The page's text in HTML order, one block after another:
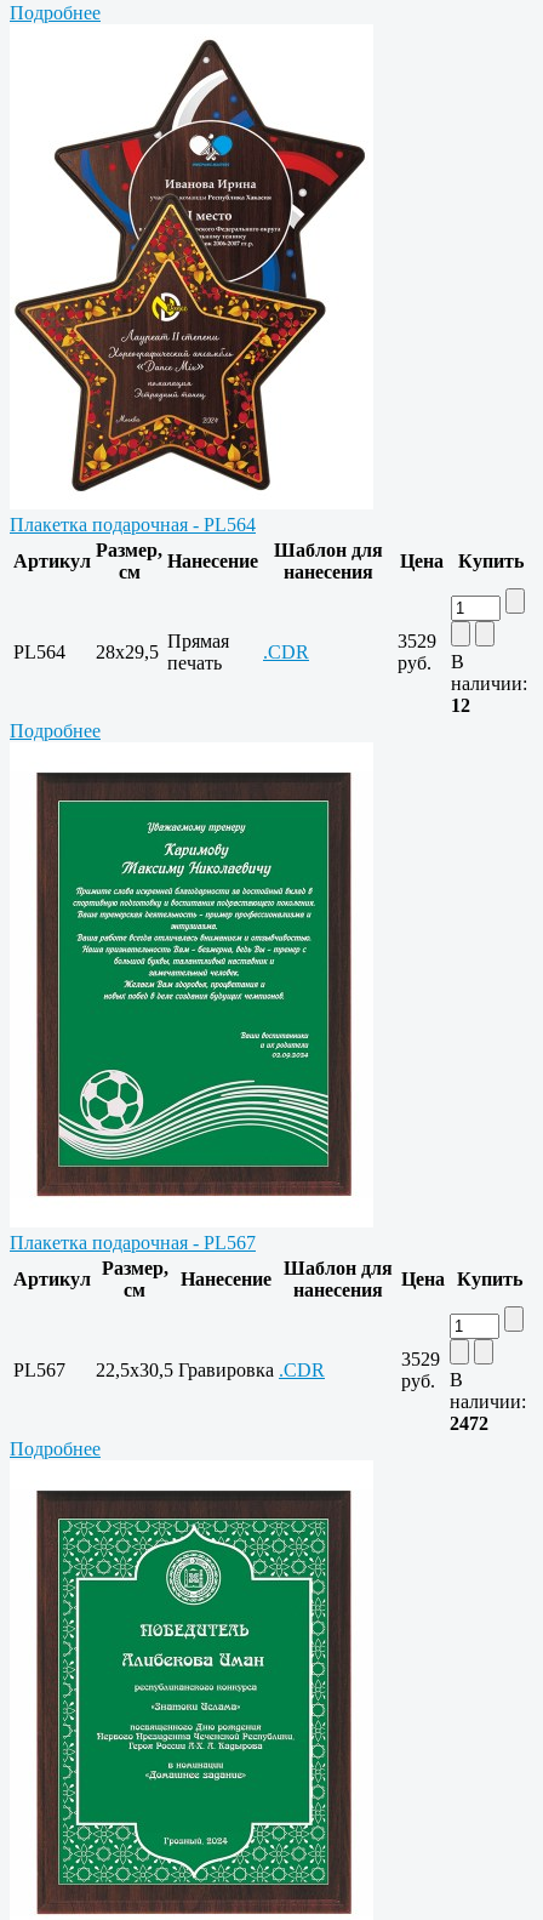
Подробнее
Плакетка подарочная - PL564
Артикул
Размер,
см
Нанесение
Шаблон для
нанесения
Цена Купить
PL564 28x29,5
Прямая
печать
.CDR
3529
руб.
В
наличии:
12
Подробнее
Плакетка подарочная - PL567
Артикул
Размер,
см
Нанесение
Шаблон для
нанесения
Цена Купить
PL567 22,5x30,5 Гравировка .CDR
3529
руб.
В
наличии:
2472
Подробнее